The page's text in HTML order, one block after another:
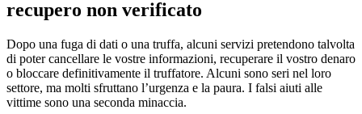
recupero non verificato
Dopo una fuga di dati o una truffa, alcuni servizi pretendono talvolta
di poter cancellare le vostre informazioni, recuperare il vostro denaro
o bloccare definitivamente il truffatore. Alcuni sono seri nel loro
settore, ma molti sfruttano l’urgenza e la paura. I falsi aiuti alle
vittime sono una seconda minaccia.